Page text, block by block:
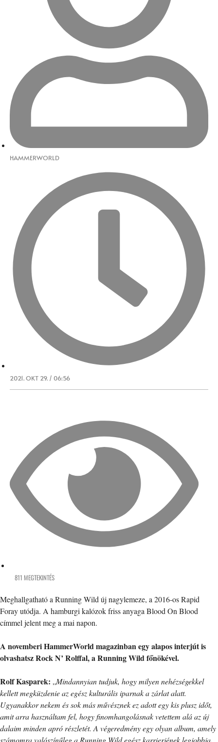
HAMMERWORLD
2021. OKT 29. / 06:56
811 MEGTEKINTÉS
Meghallgatható a Running Wild új nagylemeze, a 2016-os Rapid
Foray utódja. A hamburgi kalózok friss anyaga Blood On Blood
címmel jelent meg a mai napon.
A novemberi HammerWorld magazinban egy alapos interjút is
olvashatsz Rock N’ Rolffal, a Running Wild főnökével.
Rolf Kasparek: „Mindannyian tudjuk, hogy milyen nehézségekkel
kellett megküzdenie az egész kulturális iparnak a zárlat alatt.
Ugyanakkor nekem és sok más művésznek ez adott egy kis plusz időt,
amit arra használtam fel, hogy finomhangolásnak vetettem alá az új
dalaim minden apró részletét. A végeredmény egy olyan album, amely